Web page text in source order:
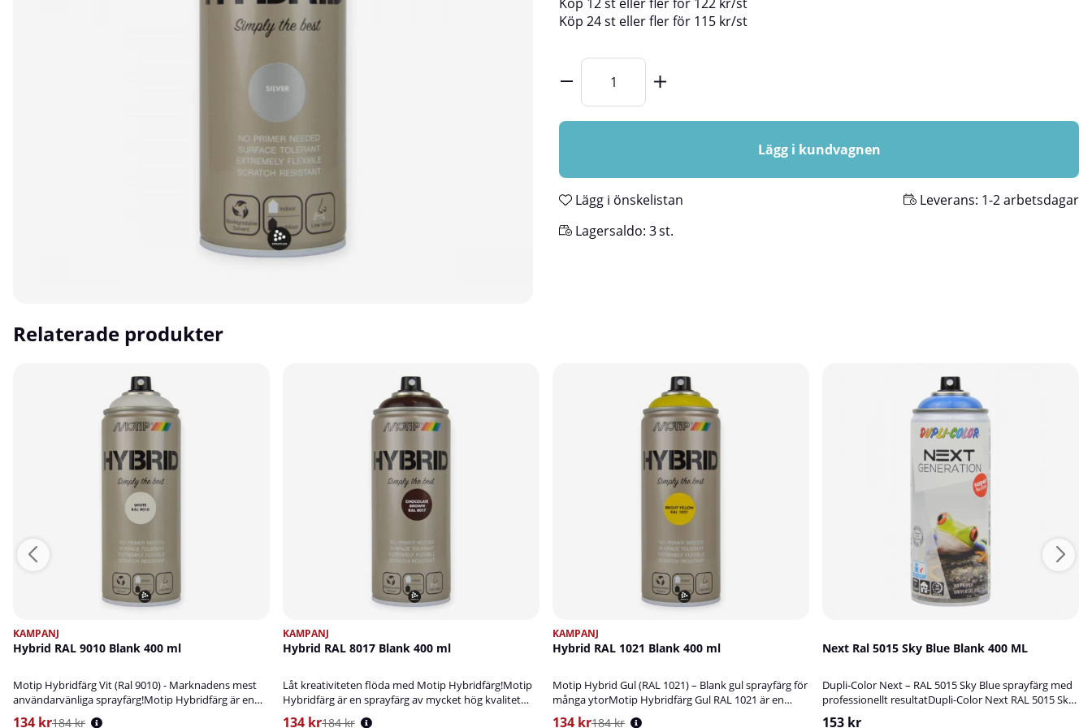
Köp 24 st eller fler för 115 kr/st
Lägg i kundvagnen
Lägg i önskelistan Leverans: 1-2 arbetsdagar
Lagersaldo: 3st.
Relaterade produkter
KAMPANJ
Hybrid RAL 9010 Blank 400 ml
Motip Hybridfärg Vit (Ral 9010) - Marknadens mest
användarvänliga sprayfärg!Motip Hybridfärg är en
sprayfärg av mycket hög kvalitet med den senaste
134 kr184 kr
KAMPANJ
Hybrid RAL 8017 Blank 400 ml
Låt kreativiteten flöda med Motip Hybridfärg!Motip
Hybridfärg är en sprayfärg av mycket hög kvalitet
med den senaste hybridteknologin. Lacken är
134 kr184 kr
KAMPANJ
Hybrid RAL 1021 Blank 400 ml
Motip Hybrid Gul (RAL 1021) – Blank gul sprayfärg för
många ytorMotip Hybridfärg Gul RAL 1021 är en
sprayfärg av mycket hög kvalitet, baserad på
134 kr184 kr
Next Ral 5015 Sky Blue Blank 400 ML
Dupli-Color Next – RAL 5015 Sky Blue sprayfärg med
professionellt resultatDupli-Color Next RAL 5015 Sky
Blue är en högkvalitativ sprayfärg med en klar,
153 kr